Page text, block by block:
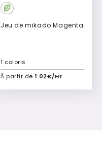
Jeu de mikado Magenta
À partir de 1.02€/HT
1 coloris
Ajouter à mon devis